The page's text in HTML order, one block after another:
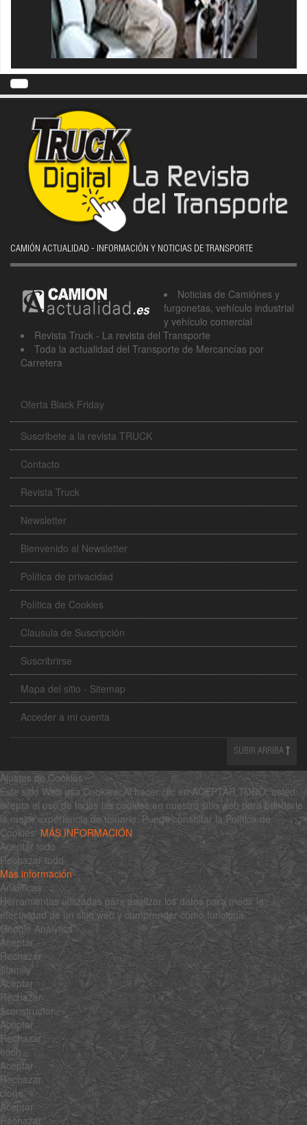
CAMIÓN ACTUALIDAD - INFORMACIÓN Y NOTICIAS DE TRANSPORTE
Noticias de Camiónes y
furgonetas, vehículo industrial
y vehículo comercial
Revista Truck - La revista del Transporte
Toda la actualidad del Transporte de Mercancías por
Carretera
Oferta Black Friday
Suscribete a la revista TRUCK
Contacto
Revista Truck
Newsletter
Bienvenido al Newsletter
Política de privacidad
Política de Cookies
Clausula de Suscripción
Suscribrirse
Mapa del sitio - Sitemap
Acceder a mi cuenta
SUBIR ARRIBA
Ajustes de Cookies
Este sitio Web usa Cookies. Al hacer clic en ACEPTAR TODO, usted
acepta el uso de todas las cookies en nuestro sitio web para brindarle
la mejor experiencia de usuario. Puede consultar la Política de
Cookies: MÁS INFORMACIÓN
Aceptar todo
Rechazar todo
Más información
Analíticas
Herramientas utilizadas para analizar los datos para medir la
efectividad de un sitio web y comprender cómo funciona.
Google Analytics
Aceptar
Rechazar
$family
Aceptar
Rechazar
$constructor
Aceptar
Rechazar
each
Aceptar
Rechazar
clone
Aceptar
Rechazar